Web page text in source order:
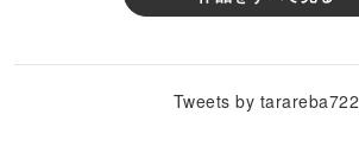
Tweets by tarareba722